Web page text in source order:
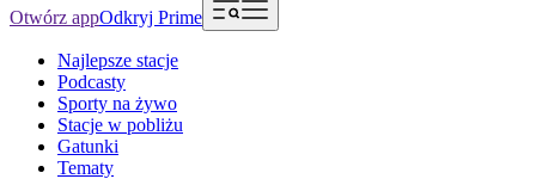
Otwórz appOdkryj Prime
Najlepsze stacje
Podcasty
Sporty na żywo
Stacje w pobliżu
Gatunki
Tematy